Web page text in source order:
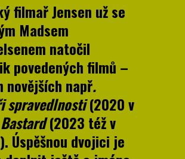
filmař Jensen už se
Madsem
natočil
povedených filmů –
novějších např.
spravedlnosti(2020 v
Bastard(2023 též v
Úspěšnou dvojici je